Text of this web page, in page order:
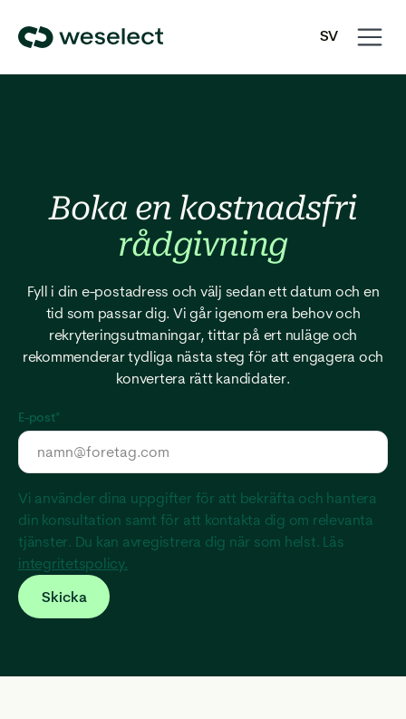
Select
EN
SV
Open
Close
Boka en kostnadsfri
rådgivning
Fyll i din e-postadress och välj sedan ett datum och en
tid som passar dig. Vi går igenom era behov och
rekryteringsutmaningar, tittar på ert nuläge och
rekommenderar tydliga nästa steg för att engagera och
konvertera rätt kandidater.
E-post*
Vi använder dina uppgifter för att bekräfta och hantera
din konsultation samt för att kontakta dig om relevanta
tjänster. Du kan avregistrera dig när som helst. Läs
integritetspolicy.